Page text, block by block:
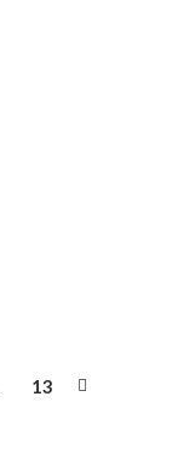
13